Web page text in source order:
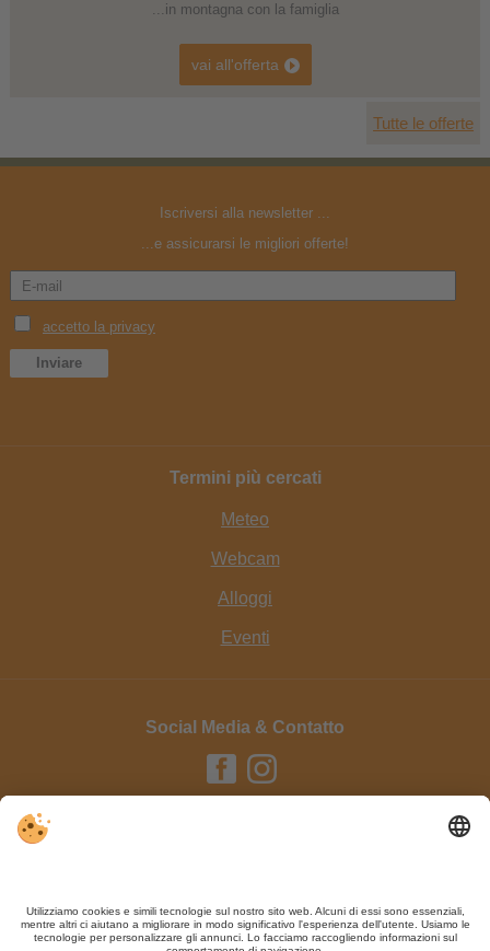
...in montagna con la famiglia
vai all'offerta
Tutte le offerte
Iscriversi alla newsletter ...
...e assicurarsi le migliori offerte!
Termini più cercati
Meteo
Webcam
Alloggi
Eventi
Social Media & Contatto
Sitemap